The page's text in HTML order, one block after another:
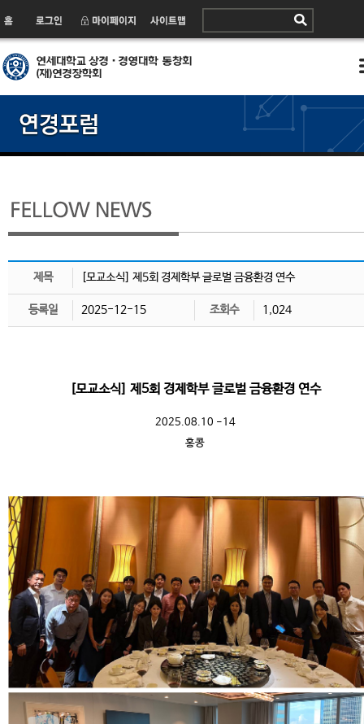
제목 [모교소식] 제5회 경제학부 글로벌 금융환경 연수
등록일 2025-12-15 조회수 1,024
[모교소식] 제5회 경제학부 글로벌 금융환경 연수
2025.08.10 -14
홍콩